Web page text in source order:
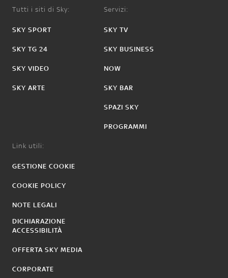
Tutti i siti di Sky:
SKY SPORT
SKY TG 24
SKY VIDEO
SKY ARTE
Servizi:
SKY TV
SKY BUSINESS
NOW
SKY BAR
SPAZI SKY
PROGRAMMI
Link utili:
GESTIONE COOKIE
COOKIE POLICY
NOTE LEGALI
DICHIARAZIONE
ACCESSIBILITÀ
OFFERTA SKY MEDIA
CORPORATE